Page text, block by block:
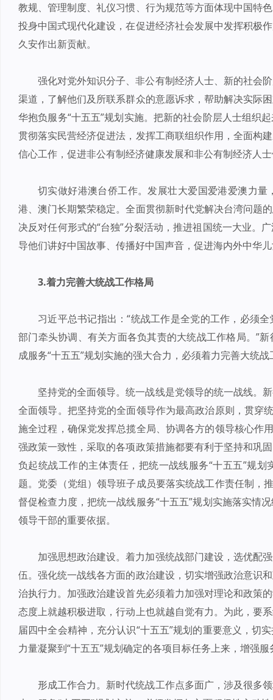
教规、管理制度、礼仪习惯、行为规范等方面体现中国特
投身中国式现代化建设，在促进经济社会发展中发挥积极
久安作出新贡献。
强化对党外知识分子、非公有制经济人士、新的社会
渠道，了解他们及所联系群众的意愿诉求，帮助解决实际
华抱负服务“十五五”规划实施。把新的社会阶层人士组织
贯彻落实民营经济促进法，发挥工商联组织作用，全面构
信心工作，促进非公有制经济健康发展和非公有制经济人
切实做好港澳台侨工作。发展壮大爱国爱港爱澳力
港、澳门长期繁荣稳定。全面贯彻新时代党解决台湾问题
决反对任何形式的“台独”分裂活动，推进祖国统一大业。
导他们讲好中国故事、传播好中国声音，促进海内外中华
3.着力完善大统战工作格局
习近平总书记指出：“统战工作是全党的工作，必须
部门牵头协调、有关方面各负其责的大统战工作格局。”
成服务“十五五”规划实施的强大合力，必须着力完善大统
坚持党的全面领导。统一战线是党领导的统一战线。
全面领导。把坚持党的全面领导作为最高政治原则，贯穿
施全过程，确保党发挥总揽全局、协调各方的领导核心作
强政策一致性，采取的各项政策措施都要有利于坚持和巩
负起统战工作的主体责任，把统一战线服务“十五五”规
题。党委（党组）领导班子成员要落实统战工作责任制，
督促检查力度，把统一战线服务“十五五”规划实施落实情
领导干部的重要依据。
加强思想政治建设。着力加强统战部门建设，选优配
伍。强化统一战线各方面的政治建设，切实增强政治意识
治执行力。加强政治建设首先必须着力加强对理论和政策
态度上就越积极进取，行动上也就越自觉有力。为此，要
届四中全会精神，充分认识“十五五”规划的重要意义，切
力量凝聚到“十五五”规划确定的各项目标任务上来，增强
形成工作合力。新时代统战工作点多面广，涉及很多